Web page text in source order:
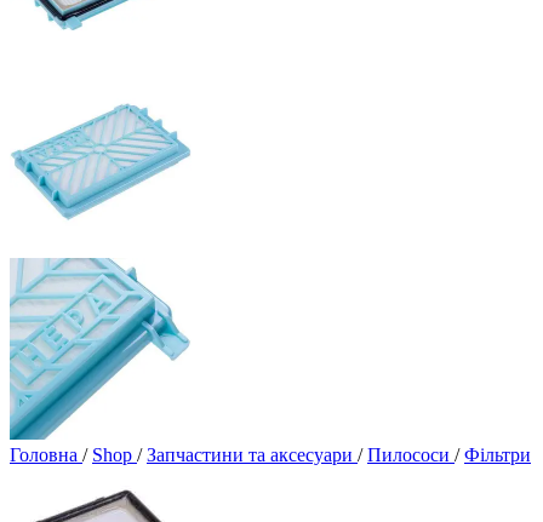
Головна / Shop / Запчастини та аксесуари / Пилососи / Фільтри